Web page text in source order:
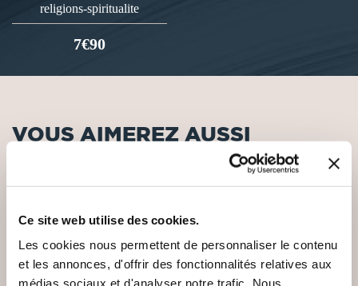
Ce site web utilise des cookies.
Les cookies nous permettent de personnaliser le contenu
et les annonces, d'offrir des fonctionnalités relatives aux
médias sociaux et d'analyser notre trafic. Nous
religions-spiritualite
7€90
VOUS AIMEREZ AUSSI